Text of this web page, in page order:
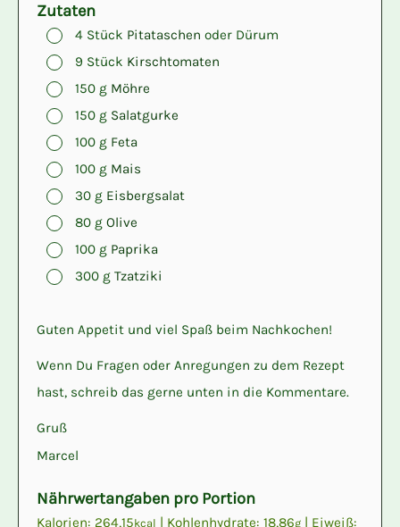
Zutaten
▢
4 Stück Pitataschen oder Dürum
▢
9 Stück Kirschtomaten
▢
150 g Möhre
▢
150 g Salatgurke
▢
100 g Feta
▢
100 g Mais
▢
30 g Eisbergsalat
▢
80 g Olive
▢
100 g Paprika
▢
300 g Tzatziki
Guten Appetit und viel Spaß beim Nachkochen!
Wenn Du Fragen oder Anregungen zu dem Rezept
hast, schreib das gerne unten in die Kommentare.
Gruß
Marcel
Nährwertangaben pro Portion
Kalorien: 264,15kcal Kohlenhydrate: 18,86g Eiweiß: